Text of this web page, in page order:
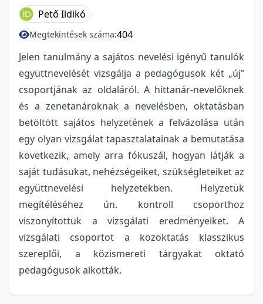
Pető Ildikó
Megtekintések száma:404
Jelen tanulmány a sajátos nevelési igényű tanulók
együttnevelését vizsgálja a pedagógusok két „új”
csoportjának az oldaláról. A hittanár-nevelőknek
és a zenetanároknak a nevelésben, oktatásban
betöltött sajátos helyzetének a felvázolása után
egy olyan vizsgálat tapasztalatainak a bemutatása
következik, amely arra fókuszál, hogyan látják a
saját tudásukat, nehézségeiket, szükségleteiket az
együttnevelési helyzetekben. Helyzetük
megítéléséhez ún. kontroll csoporthoz
viszonyítottuk a vizsgálati eredményeiket. A
vizsgálati csoportot a közoktatás klasszikus
szereplői, a közismereti tárgyakat oktató
pedagógusok alkották.